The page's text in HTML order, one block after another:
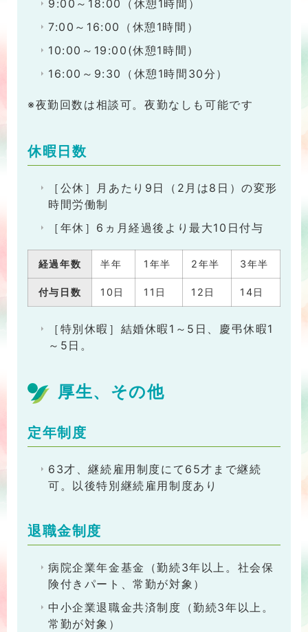
9:00～18:00（休憩1時間）
7:00～16:00（休憩1時間）
10:00～19:00(休憩1時間）
16:00～9:30（休憩1時間30分）
※夜勤回数は相談可。夜勤なしも可能です
休暇日数
［公休］月あたり9日（2月は8日）の変形
時間労働制
［年休］6ヵ月経過後より最大10日付与
経過年数 半年 1年半 2年半 3年半
付与日数 10日 11日 12日 14日
［特別休暇］結婚休暇1～5日、慶弔休暇1
～5日。
厚生、その他
定年制度
63才、継続雇用制度にて65才まで継続
可。以後特別継続雇用制度あり
退職金制度
病院企業年金基金（勤続3年以上。社会保
険付きパート、常勤が対象）
中小企業退職金共済制度（勤続3年以上。
常勤が対象）